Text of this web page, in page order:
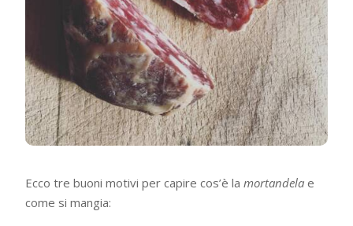
Ecco tre buoni motivi per capire cos’è lamortandela e
come si mangia: